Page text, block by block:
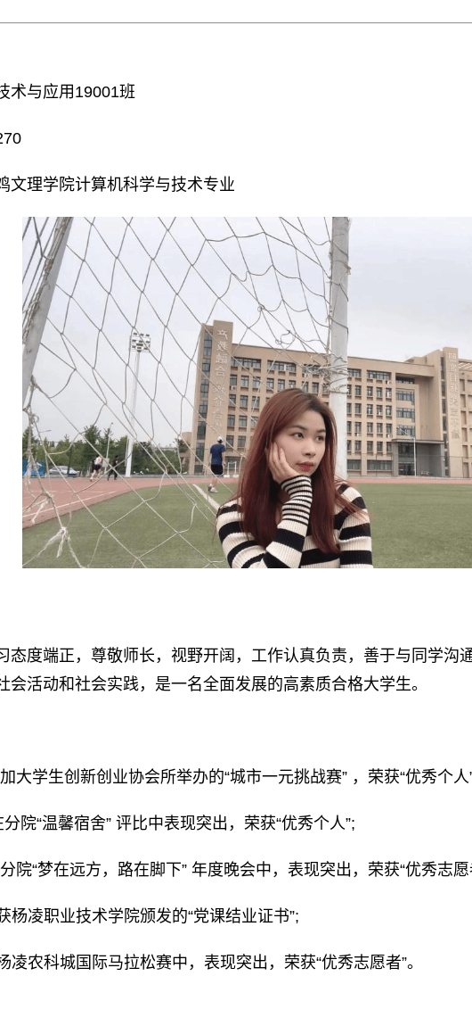
术与应用19001班
文理学院计算机科学与技术专业
态度端正，尊敬师长，视野开阔，工作认真负责，善于与同学沟
会活动和社会实践，是一名全面发展的高素质合格大学生。
大学生创新创业协会所举办的“城市一元挑战赛” ，荣获“优秀个
院“温馨宿舍” 评比中表现突出，荣获“优秀个人”;
院“梦在远方，路在脚下” 年度晚会中，表现突出，荣获“优秀志愿
杨凌职业技术学院颁发的“党课结业证书”;
凌农科城国际马拉松赛中，表现突出，荣获“优秀志愿者”。